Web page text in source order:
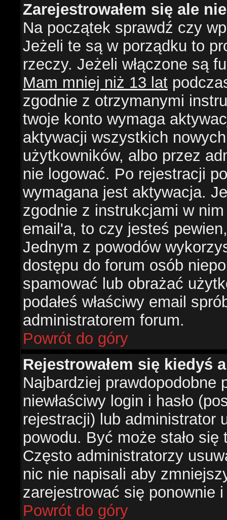
Zarejestrowałem się ale
Na początek sprawdź czy
Jeżeli te są w porządku to
rzeczy. Jeżeli włączone są
Mam mniej niż 13 lat
zgodnie z otrzymanymi
twoje konto wymaga
aktywacji wszystkich
użytkowników, albo przez
nie logować. Po rejestracji
wymagana jest aktywacja.
zgodnie z instrukcjami w
email'a, to czy jesteś
Jednym z powodów
dostępu do forum osób
spamować lub obrażać
podałeś właściwy email
administratorem forum.
Powrót do góry
Rejestrowałem się kiedyś
Najbardziej prawdopodobne
niewłaściwy login i hasło
rejestracji) lub administrator
powodu. Być może stało
Często administratorzy
nic nie napisali aby
zarejestrować się ponownie
Powrót do góry